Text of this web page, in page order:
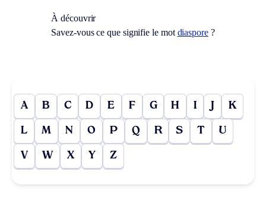
À découvrir
Savez-vous ce que signifie le mot diaspore?
A B C D E F G H I J K
L M N O P Q R S T U
V W X Y Z